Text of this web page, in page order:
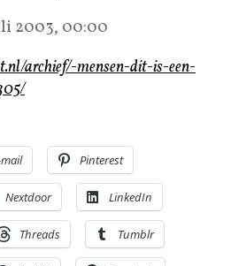
2003, 00:00
archief/-mensen-dit-is-een-
Pinterest
Nextdoor LinkedIn
Threads Tumblr